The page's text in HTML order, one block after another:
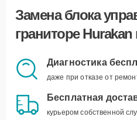
Замена блока
граниторе
Диагностика
даже при отказе от
Бесплатная
курьером собственной